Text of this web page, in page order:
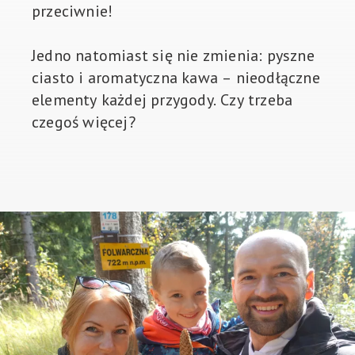
przeciwnie!
Jedno natomiast się nie zmienia: pyszne
ciasto i aromatyczna kawa – nieodłączne
elementy każdej przygody. Czy trzeba
czegoś więcej?